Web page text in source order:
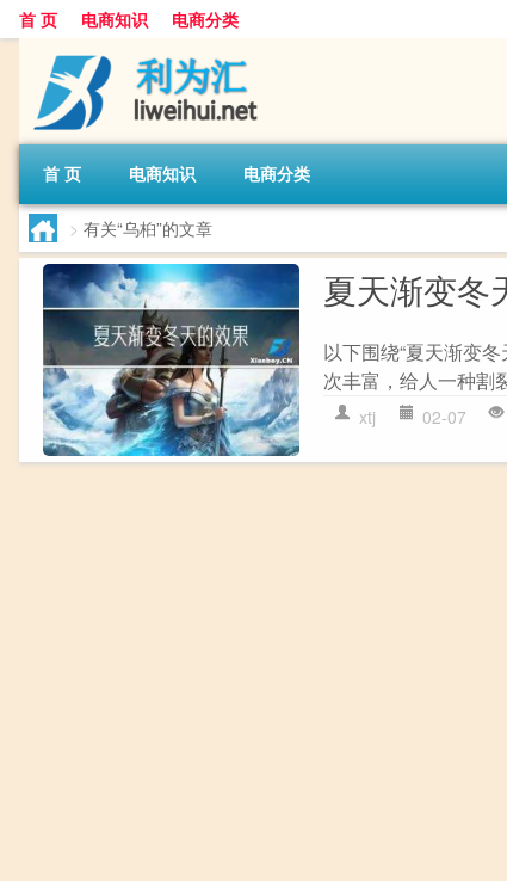
首 页 电商知识 电商分类
首 页 电商知识 电商分类
> 有关“乌桕”的文章
夏天渐变冬
以下围绕“夏天渐变
次丰富，给人一种割
xtj 02-07